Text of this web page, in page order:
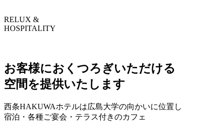
RELUX &
HOSPITALITY
お客様におくつろぎいただける
空間を提供いたします
西条HAKUWAホテルは広島大学の向かいに位置し
宿泊・各種ご宴会・テラス付きのカフェ